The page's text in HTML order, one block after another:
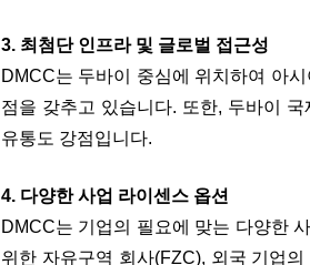
3. 최첨단 인프라 및 글로벌 접근성
DMCC는 두바이 중심에 위치하여 아시
점을 갖추고 있습니다. 또한, 두바이
유통도 강점입니다.
4. 다양한 사업 라이센스 옵션
DMCC는 기업의 필요에 맞는 다양한
위한 자유구역 회사(FZC), 외국 기업